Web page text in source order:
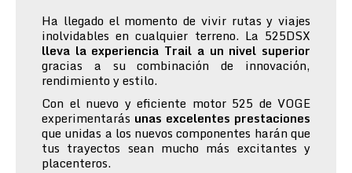
Ha llegado el momento de vivir rutas y viajes
inolvidables en cualquier terreno. La 525DSX
lleva la experiencia Trail a un nivel superior
gracias a su combinación de innovación,
rendimiento y estilo.
Con el nuevo y eficiente motor 525 de VOGE
experimentarás unas excelentes prestaciones
que unidas a los nuevos componentes harán que
tus trayectos sean mucho más excitantes y
placenteros.